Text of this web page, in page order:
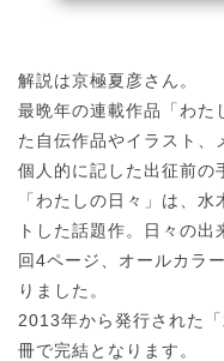
解説は京極夏彦さん。
最晩年の連載作品「わた
た自伝作品やイラスト、
個人的に記した出征前の
「わたしの日々」は、
トした話題作。日々の
回4ページ、オールカラ
りました。
2013年から発行された
冊で完結となります。